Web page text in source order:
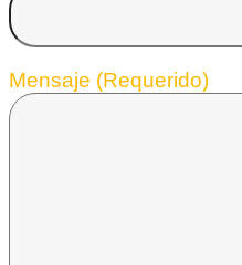
Mensaje (Requerido)